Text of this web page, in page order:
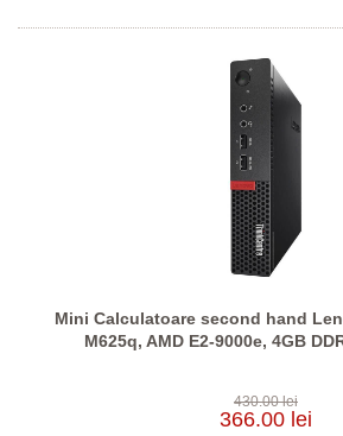
Mini Calculatoare second hand
M625q, AMD E2-9000e, 4GB
430.00 lei
366.00 lei